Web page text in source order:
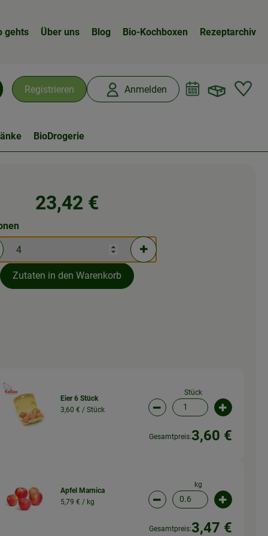
gehts Über uns Blog Bio-Kochboxen Rezeptarchiv
Registrieren Anmelden
BioDrogerie
23,42 €
verringern (aktuell 4 Portionen ausgewählt)
Portionen erhöhen (aktuell 4
Zutaten in den Warenkorb
ändern
Eier 6 Stück
3,60 € / Stück
Stück
Artikelanzahl verringern
Gesamtpreis:3,60 €
ändern
Apfel Marnica
5,79 € / kg
kg
Artikelanzahl verringern
Gesamtpreis:3,47 €